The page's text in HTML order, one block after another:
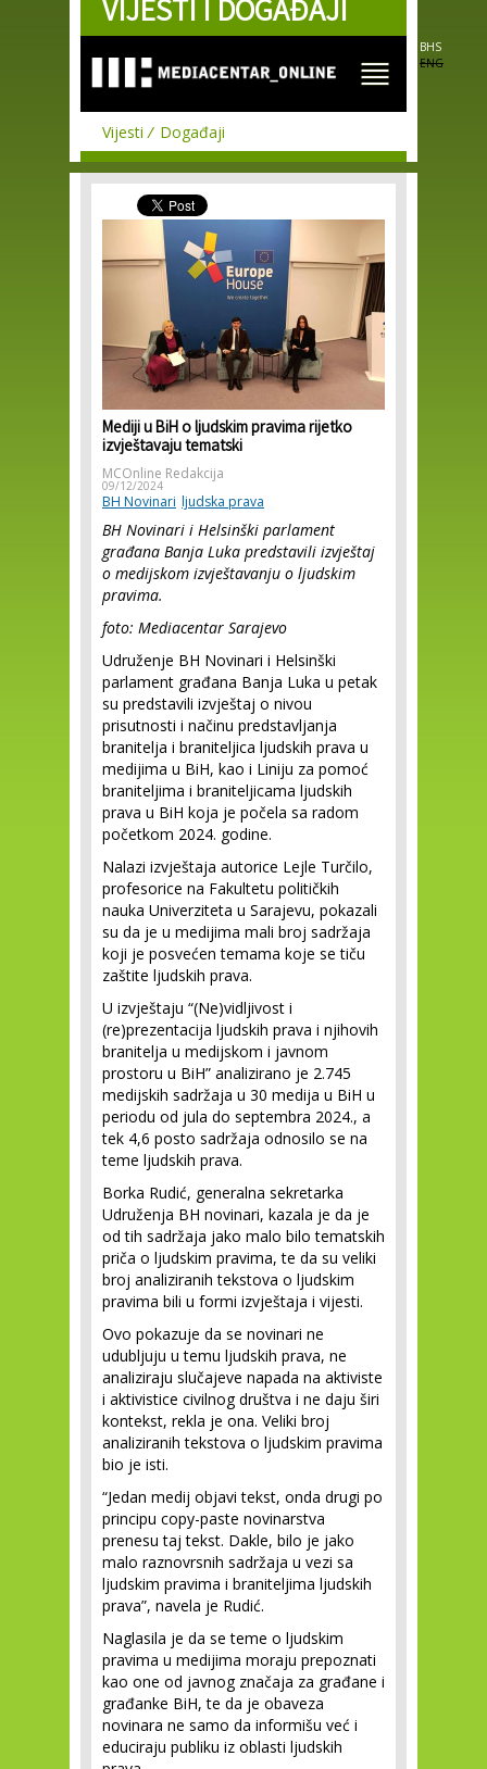
Skip to
main
VIJESTI I DOGAĐAJI
BHS
ENG
Vijesti Događaji
Mediji u BiH o ljudskim pravima rijetko
izvještavaju tematski
MCOnline Redakcija
09/12/2024
BH Novinari ljudska prava
BH Novinari i Helsinški parlament
građana Banja Luka predstavili izvještaj
o medijskom izvještavanju o ljudskim
pravima.
foto: Mediacentar Sarajevo
Udruženje BH Novinari i Helsinški
parlament građana Banja Luka u petak
su predstavili izvještaj o nivou
prisutnosti i načinu predstavljanja
branitelja i braniteljica ljudskih prava u
medijima u BiH, kao i Liniju za pomoć
braniteljima i braniteljicama ljudskih
prava u BiH koja je počela sa radom
početkom 2024. godine.
Nalazi izvještaja autorice Lejle Turčilo,
profesorice na Fakultetu političkih
nauka Univerziteta u Sarajevu, pokazali
su da je u medijima mali broj sadržaja
koji je posvećen temama koje se tiču
zaštite ljudskih prava.
U izvještaju “(Ne)vidljivost i
(re)prezentacija ljudskih prava i njihovih
branitelja u medijskom i javnom
prostoru u BiH” analizirano je 2.745
medijskih sadržaja u 30 medija u BiH u
periodu od jula do septembra 2024., a
tek 4,6 posto sadržaja odnosilo se na
teme ljudskih prava.
Borka Rudić, generalna sekretarka
Udruženja BH novinari, kazala je da je
od tih sadržaja jako malo bilo tematskih
priča o ljudskim pravima, te da su veliki
broj analiziranih tekstova o ljudskim
pravima bili u formi izvještaja i vijesti.
Ovo pokazuje da se novinari ne
udubljuju u temu ljudskih prava, ne
analiziraju slučajeve napada na aktiviste
i aktivistice civilnog društva i ne daju širi
kontekst, rekla je ona. Veliki broj
analiziranih tekstova o ljudskim pravima
bio je isti.
“Jedan medij objavi tekst, onda drugi po
principu copy-paste novinarstva
prenesu taj tekst. Dakle, bilo je jako
malo raznovrsnih sadržaja u vezi sa
ljudskim pravima i braniteljima ljudskih
prava”, navela je Rudić.
Naglasila je da se teme o ljudskim
pravima u medijima moraju prepoznati
kao one od javnog značaja za građane i
građanke BiH, te da je obaveza
novinara ne samo da informišu već i
educiraju publiku iz oblasti ljudskih